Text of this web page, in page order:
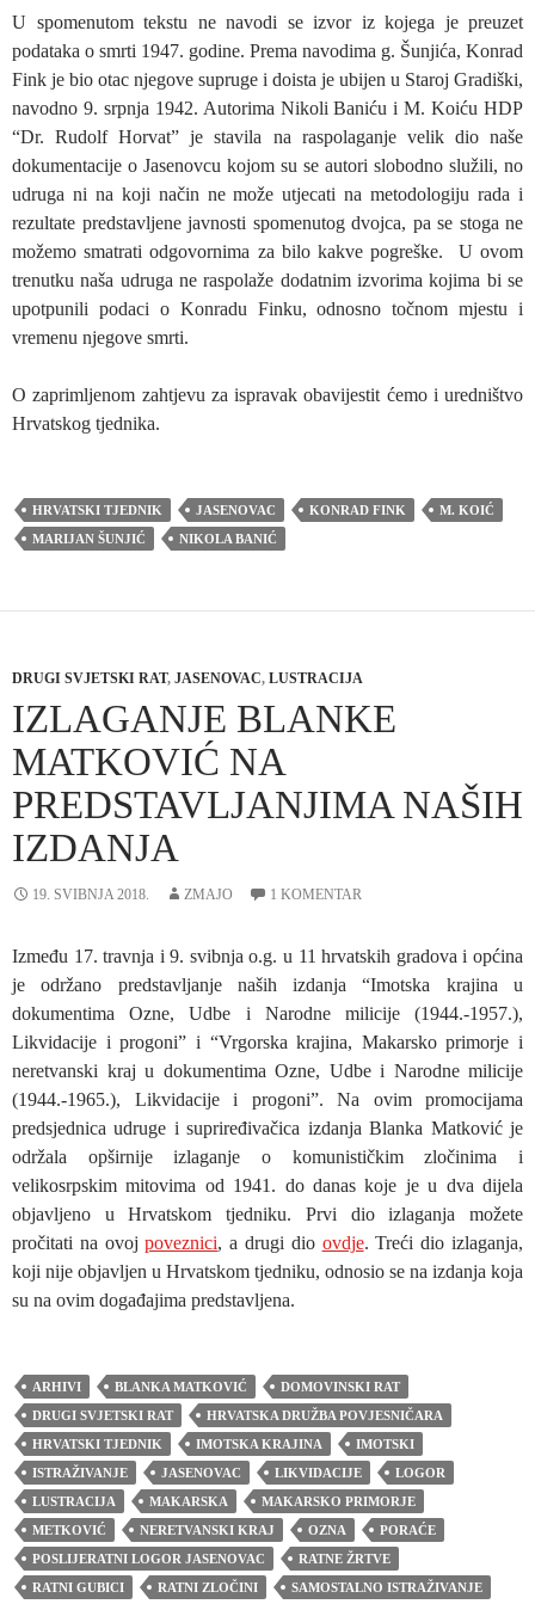
U spomenutom tekstu ne navodi se izvor iz kojega je preuzet
podataka o smrti 1947. godine. Prema navodima g. Šunjića, Konrad
Fink je bio otac njegove supruge i doista je ubijen u Staroj Gradiški,
navodno 9. srpnja 1942. Autorima Nikoli Baniću i M. Koiću HDP
“Dr. Rudolf Horvat” je stavila na raspolaganje velik dio naše
dokumentacije o Jasenovcu kojom su se autori slobodno služili, no
udruga ni na koji način ne može utjecati na metodologiju rada i
rezultate predstavljene javnosti spomenutog dvojca, pa se stoga ne
možemo smatrati odgovornima za bilo kakve pogreške. U ovom
trenutku naša udruga ne raspolaže dodatnim izvorima kojima bi se
upotpunili podaci o Konradu Finku, odnosno točnom mjestu i
vremenu njegove smrti.
O zaprimljenom zahtjevu za ispravak obavijestit ćemo i uredništvo
Hrvatskog tjednika.
HRVATSKI TJEDNIK JASENOVAC KONRAD FINK
M. KOIĆ
MARIJAN ŠUNJIĆ
NIKOLA BANIĆ
DRUGI SVJETSKI RAT, JASENOVAC, LUSTRACIJA
IZLAGANJE BLANKE
MATKOVIĆ NA
PREDSTAVLJANJIMA NAŠIH
IZDANJA
19. SVIBNJA 2018. ZMAJO 1 KOMENTAR
Između 17. travnja i 9. svibnja o.g. u 11 hrvatskih gradova i općina
je održano predstavljanje naših izdanja “Imotska krajina u
dokumentima Ozne, Udbe i Narodne milicije (1944.-1957.),
Likvidacije i progoni” i “Vrgorska krajina, Makarsko primorje i
neretvanski kraj u dokumentima Ozne, Udbe i Narodne milicije
(1944.-1965.), Likvidacije i progoni”. Na ovim promocijama
predsjednica udruge i supriređivačica izdanja Blanka Matković je
održala opširnije izlaganje o komunističkim zločinima i
velikosrpskim mitovima od 1941. do danas koje je u dva dijela
objavljeno u Hrvatskom tjedniku. Prvi dio izlaganja možete
pročitati na ovojpoveznici, a drugi dio ovdje. Treći dio izlaganja,
koji nije objavljen u Hrvatskom tjedniku, odnosio se na izdanja koja
su na ovim događajima predstavljena.
ARHIVI BLANKA MATKOVIĆ
DOMOVINSKI RAT
DRUGI SVJETSKI RAT
HRVATSKA DRUŽBA POVJESNIČARA
HRVATSKI TJEDNIK
IMOTSKA KRAJINA
IMOTSKI
ISTRAŽIVANJE
JASENOVAC LIKVIDACIJE
LOGOR
LUSTRACIJA
MAKARSKA
MAKARSKO PRIMORJE
METKOVIĆ
NERETVANSKI KRAJ OZNA
PORAĆE
POSLIJERATNI LOGOR JASENOVAC
RATNE ŽRTVE
RATNI GUBICI
RATNI ZLOČINI
SAMOSTALNO ISTRAŽIVANJE